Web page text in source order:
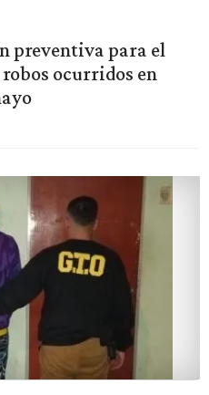
preventiva para el
ocurridos en